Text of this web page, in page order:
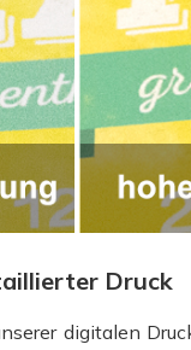
Druck
digitalen